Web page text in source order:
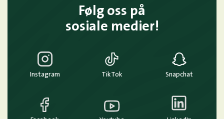
Følg oss på
sosiale medier!
Instagram TikTok Snapchat